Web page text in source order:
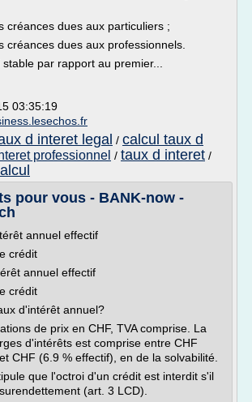
créances dues aux particuliers ;
créances dues aux professionnels.
par rapport au premier...
03:35:19
d interet legal / calcul taux d
professionnel / taux d interet /
pour vous - BANK-now -
annuel effectif
crédit
annuel effectif
crédit
d'intérêt annuel?
de prix en CHF, TVA comprise. La
d'intérêts est comprise entre CHF
CHF (6.9 % effectif), en de la solvabilité.
que l'octroi d'un crédit est interdit s'il
(art. 3 LCD).